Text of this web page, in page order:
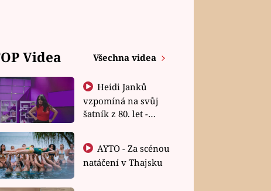
Videa Všechna videa
Heidi Janků
vzpomíná na svůj
šatník z 80. let -
natáčení v Thajsku